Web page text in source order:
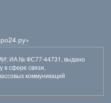
: ИА № ФС77-44731, выдано
в сфере связи,
коммуникаций